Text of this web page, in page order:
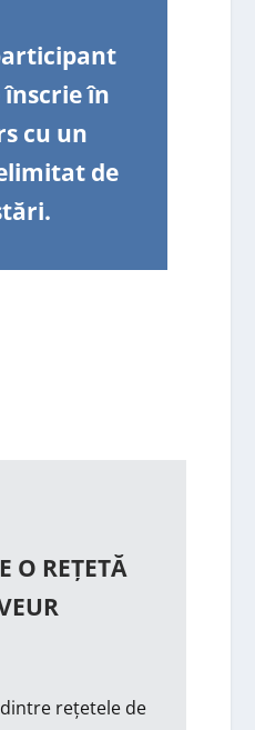
înscrie în
cu un
de
O REȚETĂ
rețetele de